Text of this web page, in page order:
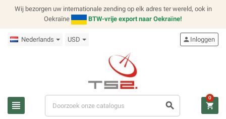
Wij bezorgen uw internationale zending op elk adres ter wereld, ook in
Oekraïne
BTW-vrije export naar Oekraïne!
Nederlands USD
view_headline search
person Inloggen
shopping_cart
0